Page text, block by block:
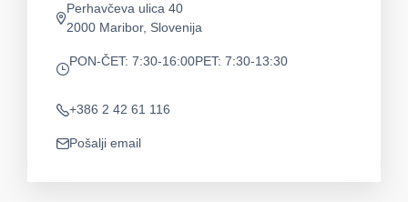
app.address
Perhavčeva ulica 40
2000 Maribor, Slovenija
app.opening-times
PON-ČET: 7:30-16:00PET: 7:30-13:30
Telefon
+386 2 42 61 116
app.mail
Pošalji email